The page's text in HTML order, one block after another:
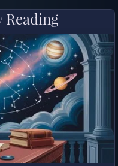
Reading